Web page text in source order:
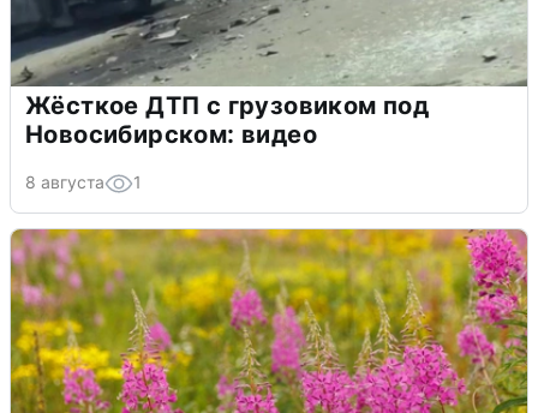
Жёсткое ДТП с грузовиком под
Новосибирском: видео
8 августа 1